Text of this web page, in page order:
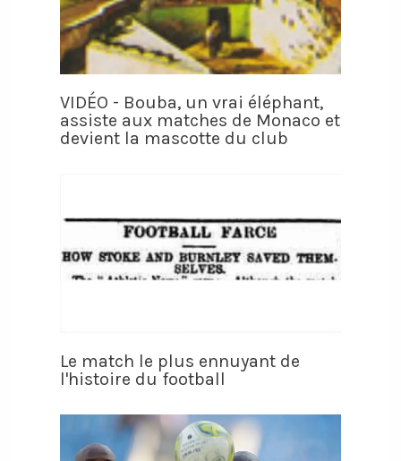
VIDÉO - Bouba, un vrai éléphant,
assiste aux matches de Monaco et
devient la mascotte du club
Le match le plus ennuyant de
l'histoire du football